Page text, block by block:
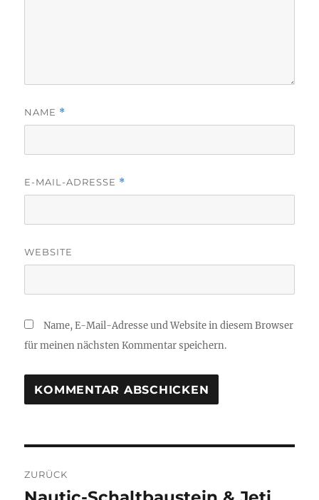
NAME *
E-MAIL-ADRESSE *
WEBSITE
Name, E-Mail-Adresse und Website in diesem Browser
für meinen nächsten Kommentar speichern.
ZURÜCK
Vorheriger